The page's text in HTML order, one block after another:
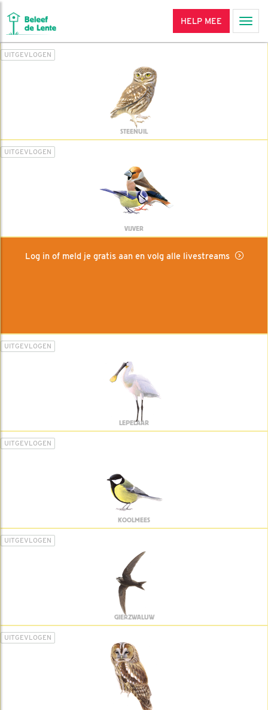
HELP MEE
UITGEVLOGEN
STEENUIL
UITGEVLOGEN
VIJVER
Log in of meld je gratis aan en volg alle livestreams
UITGEVLOGEN
LEPELAAR
UITGEVLOGEN
KOOLMEES
UITGEVLOGEN
GIERZWALUW
UITGEVLOGEN